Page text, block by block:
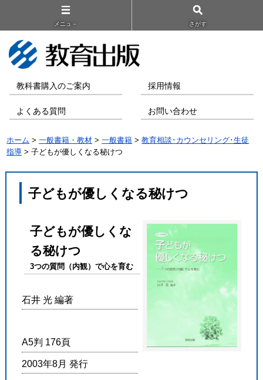
メニュ－ さがす
教科書購入のご案内 採用情報
よくある質問 お問い合わせ
ホーム >一般書籍・教材 >一般書籍 >教育相談･カウンセリング･生徒
指導 > 子どもが優しくなる秘けつ
子どもが優しくなる秘けつ
子どもが優しくな
る秘けつ
3つの質問（内観）で心を育む
石井 光 編著
A5判 176頁
2003年8月 発行